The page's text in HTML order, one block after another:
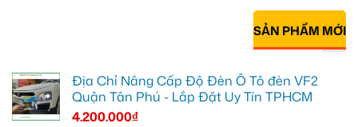
SẢN PHẨM MỚI
Địa Chỉ Nâng Cấp Độ Đèn Ô Tô đèn VF2
Quận Tân Phú - Lắp Đặt Uy Tín TPHCM
4.200.000₫